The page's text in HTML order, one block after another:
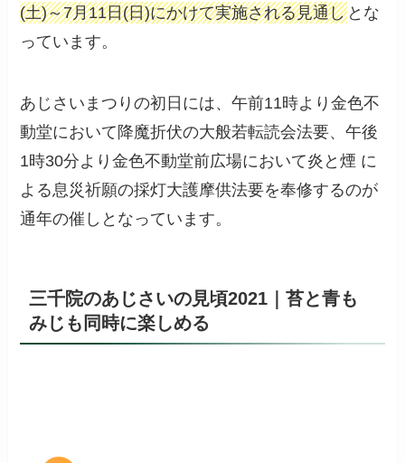
(土)～7月11日(日)にかけて実施される見通し とな
っています。
あじさいまつりの初日には、午前11時より金色不
動堂において降魔折伏の大般若転読会法要、午後
1時30分より金色不動堂前広場において炎と煙 に
よる息災祈願の採灯大護摩供法要を奉修するのが
通年の催しとなっています。
三千院のあじさいの見頃2021｜苔と青も
みじも同時に楽しめる